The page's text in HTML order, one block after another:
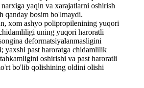
yaqin va xarajatlarni oshirish
qanday bosim bo'lmaydi.
xom ashyo polipropilenining yuqori
uning yuqori haroratli
deformatsiyalanmasligini
yaxshi past haroratga chidamlilik
oshirishi va past haroratli
bo'lib qolishining oldini olishi